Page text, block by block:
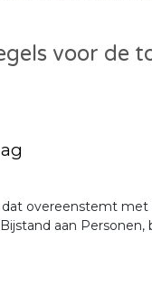
voor de
overeenstemt
aan Personen,